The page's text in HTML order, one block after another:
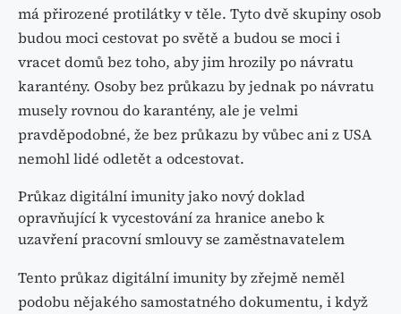
má přirozené protilátky v těle. Tyto dvě skupiny osob
budou moci cestovat po světě a budou se moci i
vracet domů bez toho, aby jim hrozily po návratu
karantény. Osoby bez průkazu by jednak po návratu
musely rovnou do karantény, ale je velmi
pravděpodobné, že bez průkazu by vůbec ani z USA
nemohl lidé odletět a odcestovat.
Průkaz digitální imunity jako nový doklad
opravňující k vycestování za hranice anebo k
uzavření pracovní smlouvy se zaměstnavatelem
Tento průkaz digitální imunity by zřejmě neměl
podobu nějakého samostatného dokumentu, i když